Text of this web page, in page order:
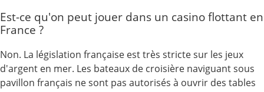
Est-ce qu'on peut jouer dans un casino flottant en
France ?
Non. La législation française est très stricte sur les jeux
d'argent en mer. Les bateaux de croisière naviguant sous
pavillon français ne sont pas autorisés à ouvrir des tables